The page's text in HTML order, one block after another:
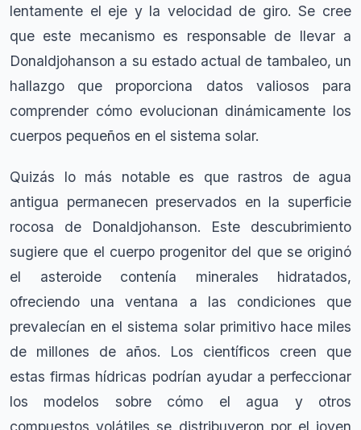
lentamente el eje y la velocidad de giro. Se cree
que este mecanismo es responsable de llevar a
Donaldjohanson a su estado actual de tambaleo, un
hallazgo que proporciona datos valiosos para
comprender cómo evolucionan dinámicamente los
cuerpos pequeños en el sistema solar.
Quizás lo más notable es que rastros de agua
antigua permanecen preservados en la superficie
rocosa de Donaldjohanson. Este descubrimiento
sugiere que el cuerpo progenitor del que se originó
el asteroide contenía minerales hidratados,
ofreciendo una ventana a las condiciones que
prevalecían en el sistema solar primitivo hace miles
de millones de años. Los científicos creen que
estas firmas hídricas podrían ayudar a perfeccionar
los modelos sobre cómo el agua y otros
compuestos volátiles se distribuyeron por el joven